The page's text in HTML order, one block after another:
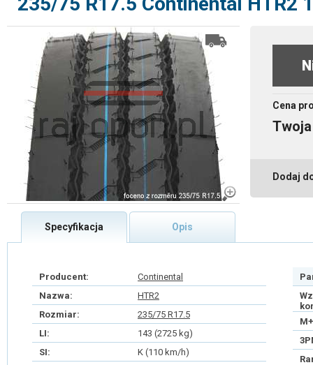
Cena
Dodaj
Specyfikacja Opis
Producent:
Continental
Nazwa:
HTR2
Rozmiar:
235/75 R17.5
LI:
143 (2725 kg)
SI:
K (110 km/h)